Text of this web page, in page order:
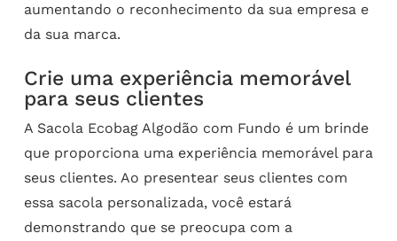
aumentando o reconhecimento da sua empresa e
da sua marca.
Crie uma experiência memorável
para seus clientes
A Sacola Ecobag Algodão com Fundo é um brinde
que proporciona uma experiência memorável para
seus clientes. Ao presentear seus clientes com
essa sacola personalizada, você estará
demonstrando que se preocupa com a